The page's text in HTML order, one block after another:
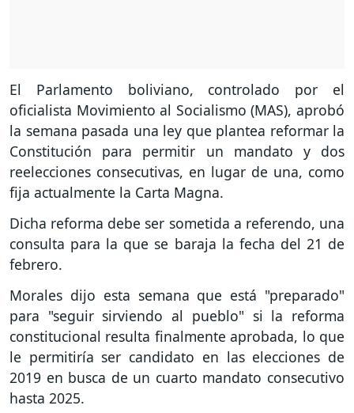
El Parlamento boliviano, controlado por el
oficialista Movimiento al Socialismo (MAS), aprobó
la semana pasada una ley que plantea reformar la
Constitución para permitir un mandato y dos
reelecciones consecutivas, en lugar de una, como
fija actualmente la Carta Magna.
Dicha reforma debe ser sometida a referendo, una
consulta para la que se baraja la fecha del 21 de
febrero.
Morales dijo esta semana que está "preparado"
para "seguir sirviendo al pueblo" si la reforma
constitucional resulta finalmente aprobada, lo que
le permitiría ser candidato en las elecciones de
2019 en busca de un cuarto mandato consecutivo
hasta 2025.